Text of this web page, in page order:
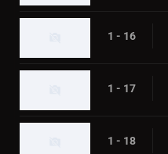
1 - 16
1 - 17
1 - 18